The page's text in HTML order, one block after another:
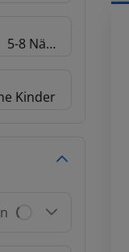
5-8 Nächte
Kinder